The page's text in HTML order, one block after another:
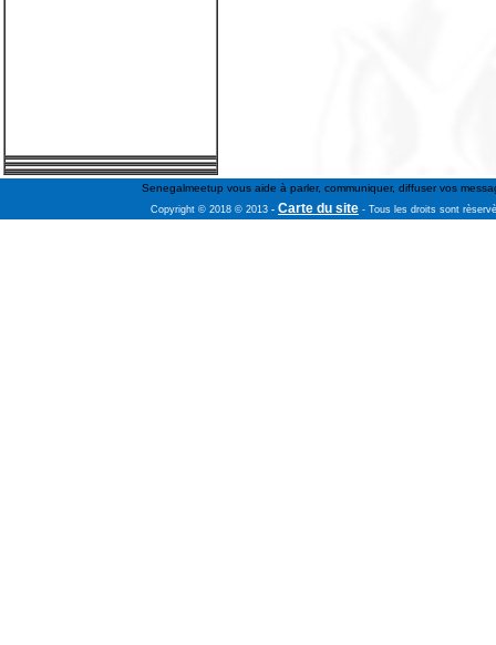
Senegalmeetup vous aide à parler, communiquer, diffuser vos
Copyright © 2018 © 2013 - Carte du site - Tous les droits sont